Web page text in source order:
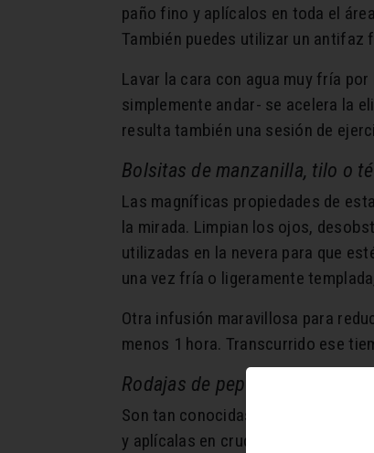
paño fino y aplícalos en toda el
También puedes utilizar un antifaz
Lavar la cara con agua muy fría
simplemente andar- se acelera la
resulta también una sesión de
Bolsitas de manzanilla, tilo o
Las magníficas propiedades de
la mirada. Limpian los ojos,
utilizadas en la nevera para que
una vez fría o ligeramente
Otra infusión maravillosa para
menos 1 hora. Transcurrido ese
Rodajas de pepino o patata
Son tan conocidas como eficaces
y aplícalas en crudo, sin cáscaras